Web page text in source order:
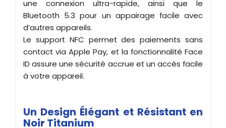
une connexion ultra-rapide, ainsi que le
Bluetooth 5.3 pour un appairage facile avec
d’autres appareils.
Le support NFC permet des paiements sans
contact via Apple Pay, et la fonctionnalité Face
ID assure une sécurité accrue et un accès facile
à votre appareil.
Un Design Élégant et Résistant en
Noir Titanium